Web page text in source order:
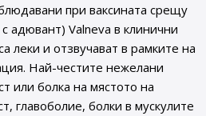
при ваксината срещу
адювант) Valneva в клинични
леки и отзвучават в рамките на
Най-честите нежелани
или болка на мястото на
главоболие, болки в мускулите